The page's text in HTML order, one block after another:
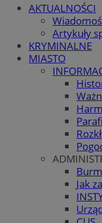
AKTUALNOŚCI
Artykuły
KRYMINALNE
MIASTO
Jak